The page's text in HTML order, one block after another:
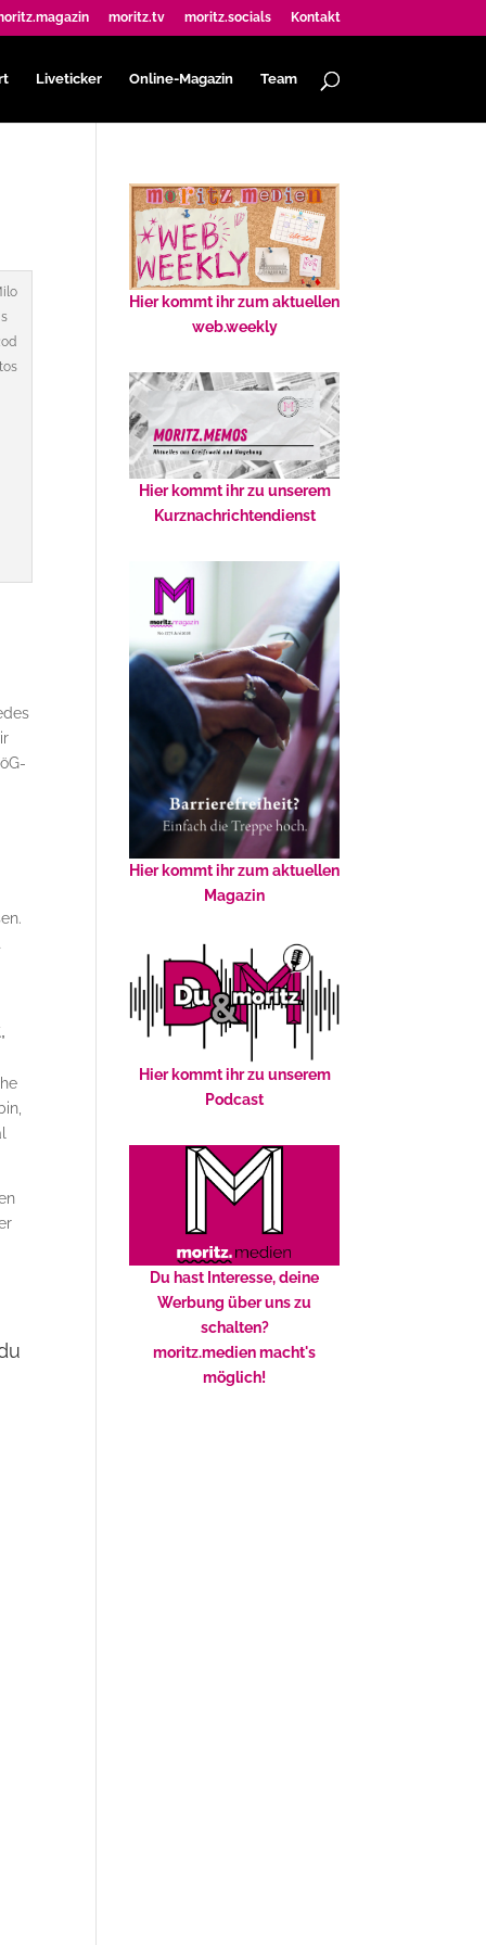
moritz.tv moritz.socials Kontakt
Liveticker Online-Magazin Team
s
Hier kommt ihr zum aktuellen
web.weekly
Hier kommt ihr zu unserem
Kurznachrichtendienst
Hier kommt ihr zum aktuellen
Magazin
Hier kommt ihr zu unserem
Podcast
Du hast Interesse, deine
Werbung über uns zu
schalten?
moritz.medien macht's
möglich!